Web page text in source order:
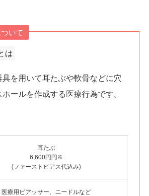
いて
は
を用いて耳たぶや軟骨などに穴
ールを作成する医療行為です。
耳たぶ
6,600円円※
(ファーストピアス代込み)
医療用ピアッサー、ニードルなど